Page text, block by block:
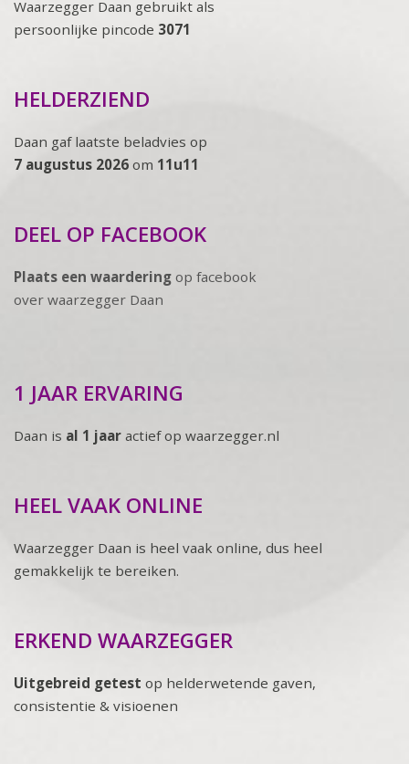
Waarzegger Daan gebruikt als
persoonlijke pincode 3071
HELDERZIEND
Daan gaf laatste beladvies op
7 augustus 2026 om 11u11
DEEL OP FACEBOOK
Plaats een waardering op facebook
over waarzegger Daan
1 JAAR ERVARING
Daan is al 1 jaar actief op waarzegger.nl
HEEL VAAK ONLINE
Waarzegger Daan is heel vaak online, dus heel
gemakkelijk te bereiken.
ERKEND WAARZEGGER
Uitgebreid getest op helderwetende gaven,
consistentie & visioenen